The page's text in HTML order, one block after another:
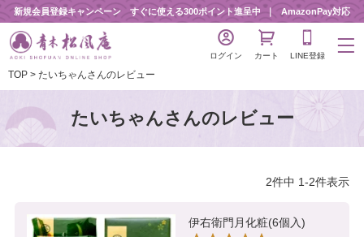
新規会員登録キャンペーン すぐに使える300ポイント進呈中 AmazonPay対応
ログイン カート LINE登録
TOP たいちゃんさんのレビュー
たいちゃんさんのレビュー
2件中 1-2件表示
伊右衛門月化粧(6個入)